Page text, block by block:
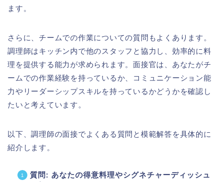
ます。
さらに、チームでの作業についての質問もよくあります。
調理師はキッチン内で他のスタッフと協力し、効率的に料
理を提供する能力が求められます。面接官は、あなたがチ
ームでの作業経験を持っているか、コミュニケーション能
力やリーダーシップスキルを持っているかどうかを確認し
たいと考えています。
以下、調理師の面接でよくある質問と模範解答を具体的に
紹介します。
質問: あなたの得意料理やシグネチャーディッシュ